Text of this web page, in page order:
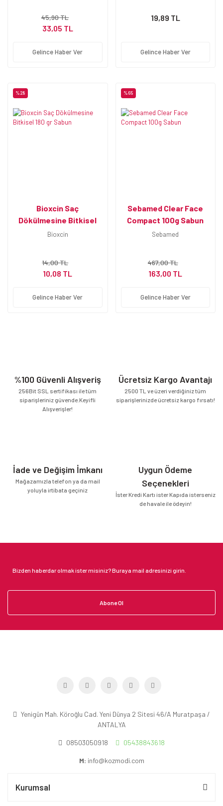
45,90 TL
33,05 TL
Gelince Haber Ver
19,89 TL
Gelince Haber Ver
%28
Bioxcin Saç
Dökülmesine Bitkisel
180 gr Sabun
Bioxcin
14,00 TL
10,08 TL
Gelince Haber Ver
%65
Sebamed Clear Face
Compact 100g Sabun
Sebamed
467,00 TL
163,00 TL
Gelince Haber Ver
%100 Güvenli Alışveriş
256Bit SSL sertifikası ile tüm
siparişleriniz güvende.Keyifli
Alışverişler!
Ücretsiz Kargo Avantajı
2500 TL ve üzeri verdiğiniz tüm
siparişlerinizde ücretsiz kargo fırsatı!
İade ve Değişim İmkanı
Mağazamızla telefon ya da mail
yoluyla irtibata geçiniz
Uygun Ödeme
Seçenekleri
İster Kredi Kartı ister Kapıda isterseniz
de havale ile ödeyin!
Abone Ol
Yenigün Mah. Köroğlu Cad. Yeni Dünya 2 Sitesi 46/A Muratpaşa /
ANTALYA
08503050918 05438843618
M: info@kozmodi.com
Kurumsal